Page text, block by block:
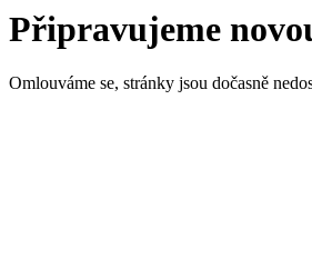
Připravujeme
Omlouváme se, stránky jsou dočasně